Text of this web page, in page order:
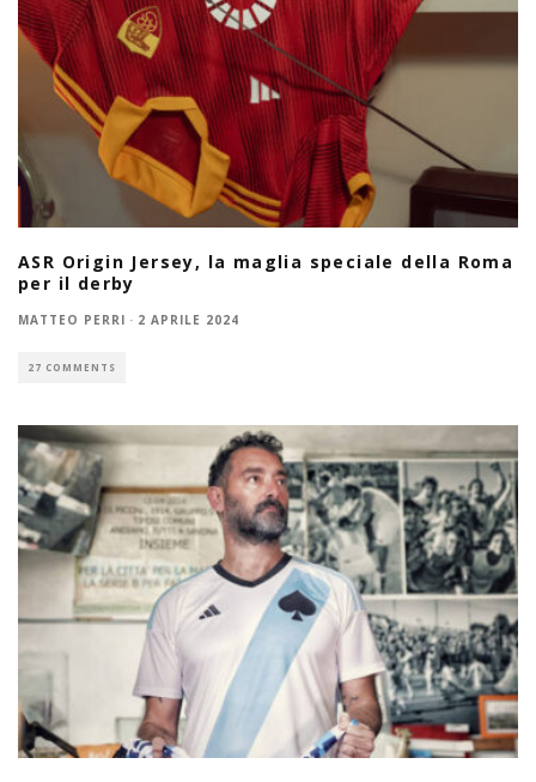
ASR Origin Jersey, la maglia speciale della Roma
per il derby
MATTEO PERRI · 2 APRILE 2024
27 COMMENTS